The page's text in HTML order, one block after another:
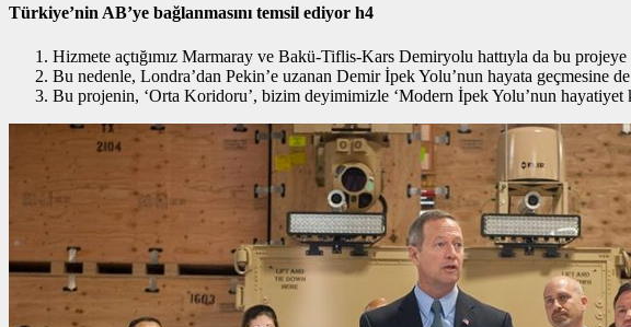
Türkiye’nin AB’ye bağlanmasını temsil ediyor h4
Hizmete açtığımız Marmaray ve Bakü-Tiflis-Kars Demiryolu hattıyla da bu
Bu nedenle, Londra’dan Pekin’e uzanan Demir İpek Yolu’nun hayata geçmesine
Bu projenin, ‘Orta Koridoru’, bizim deyimimizle ‘Modern İpek Yolu’nun